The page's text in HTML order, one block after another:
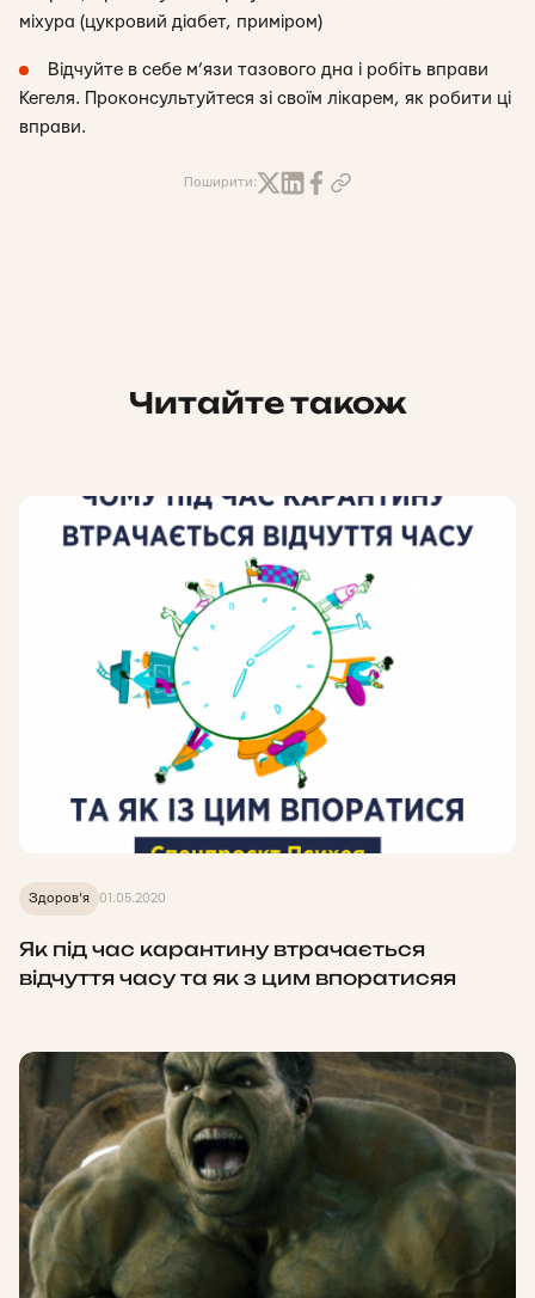
міхура (цукровий діабет, приміром)
Відчуйте в себе м’язи тазового дна і робіть вправи
Кегеля. Проконсультуйтеся зі своїм лікарем, як робити ці
вправи.
Поширити:
Читайте також
Здоров'я 01.05.2020
Як під час карантину втрачається
відчуття часу та як з цим впоратисяя